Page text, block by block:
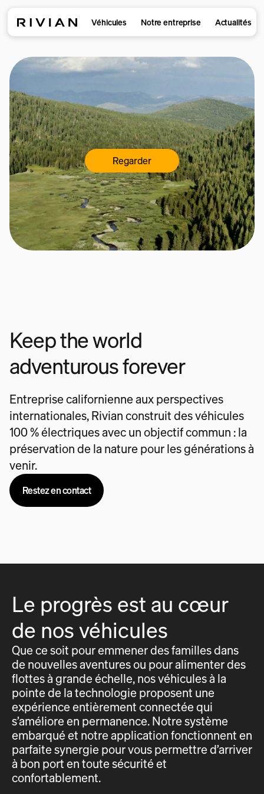
Véhicules Notre entreprise Actualités
Regarder
Keep the world
adventurous forever
Entreprise californienne aux perspectives
internationales, Rivian construit des véhicules
100 % électriques avec un objectif commun : la
préservation de la nature pour les générations à
venir.
Restez en contact
Le progrès est au cœur
de nos véhicules
Que ce soit pour emmener des familles dans
de nouvelles aventures ou pour alimenter des
flottes à grande échelle, nos véhicules à la
pointe de la technologie proposent une
expérience entièrement connectée qui
s’améliore en permanence. Notre système
embarqué et notre application fonctionnent en
parfaite synergie pour vous permettre d’arriver
à bon port en toute sécurité et
confortablement.